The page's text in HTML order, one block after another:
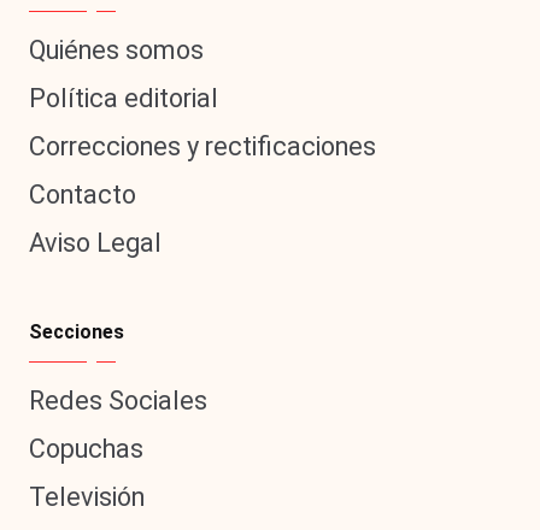
Quiénes somos
Política editorial
Correcciones y rectificaciones
Contacto
Aviso Legal
Secciones
Redes Sociales
Copuchas
Televisión